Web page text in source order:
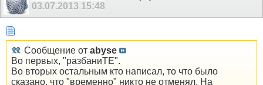
03.07.2013 15:48
Сообщение от abyse
Во первых, "разбаниТЕ".
Во вторых остальным кто написал, то что было
сказано, что "временно" никто не отменял. На